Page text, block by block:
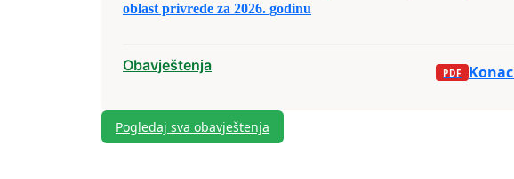
oblast privrede za 2026. godinu
Obavještenja
Pogledaj sva obavještenja